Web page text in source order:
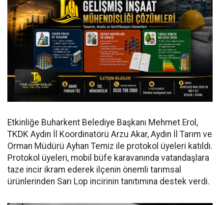
Etkinliğe Buharkent Belediye Başkanı Mehmet Erol,
TKDK Aydın İl Koordinatörü Arzu Akar, Aydın İl Tarım ve
Orman Müdürü Ayhan Temiz ile protokol üyeleri katıldı.
Protokol üyeleri, mobil büfe karavanında vatandaşlara
taze incir ikram ederek ilçenin önemli tarımsal
ürünlerinden Sarı Lop incirinin tanıtımına destek verdi.